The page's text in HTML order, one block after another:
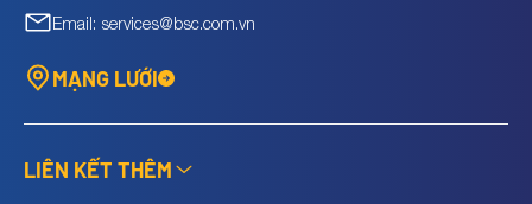
Email: services@bsc.com.vn
MẠNG LƯỚI
LIÊN KẾT THÊM